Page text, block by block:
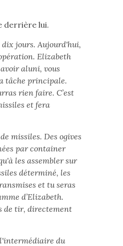
derrière lui.
jours. Aujourd'hui,
Elizabeth
aluni, vous
tâche principale.
rien faire. C’est
et fera
missiles. Des ogives
par container
les assembler sur
déterminé, les
et tu seras
d’Elizabeth.
de tir, directement
du